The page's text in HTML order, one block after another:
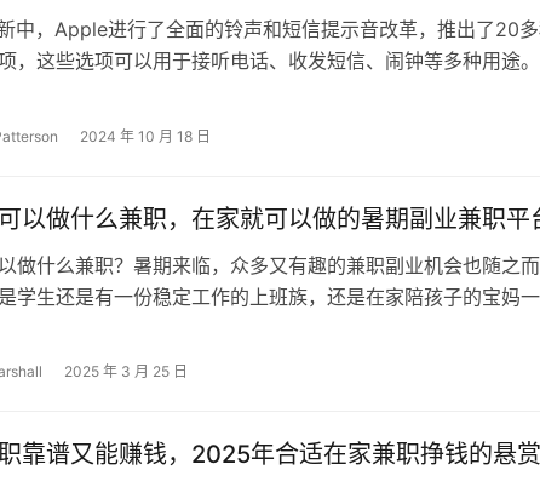
中，Apple进行了全面的铃声和短信提示音改革，推出了20
，这些选项可以用于接听电话、收发短信、闹钟等多种用途
2024 年 10 月 18 日
以做什么兼职，在家就可以做的暑期副业兼职平
做什么兼职？暑期来临，众多又有趣的兼职副业机会也随之而
学生还是有一份稳定工作的上班族，还是在家陪孩子的宝妈一
2025 年 3 月 25 日
靠谱又能赚钱，2025年合适在家兼职挣钱的悬